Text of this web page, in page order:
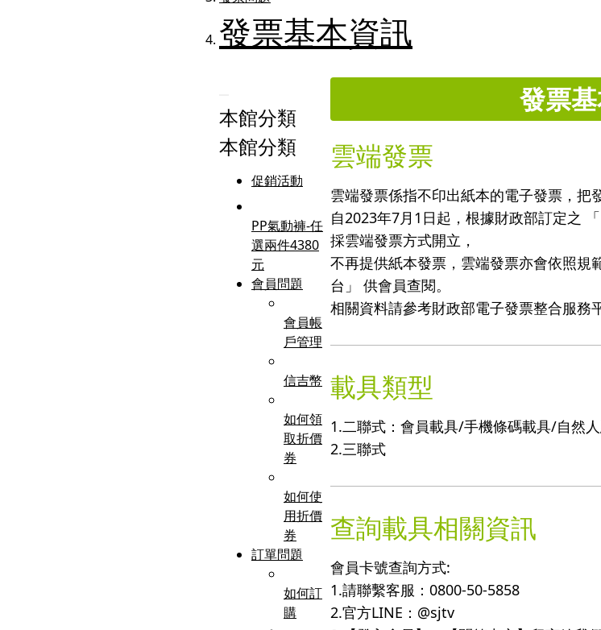
發票基本資訊
本館分類
本館分類
促銷活動
PP氣動褲-任
選兩件4380
元
會員問題
會員帳
戶管理
信吉幣
如何領
取折價
券
如何使
用折價
券
訂單問題
如何訂
購
發票
雲端發票
雲端發票係指不印出紙本的電子發票，把
自2023年7月1日起，根據財政部訂定之
採雲端發票方式開立，
不再提供紙本發票，雲端發票亦會依照規
台」 供會員查閱。
相關資料請參考財政部電子發票整合服務
載具類型
1.二聯式：會員載具/手機條碼載具/自然
2.三聯式
查詢載具相關資訊
會員卡號查詢方式:
1.請聯繫客服：0800-50-5858
2.官方LINE：@sjtv